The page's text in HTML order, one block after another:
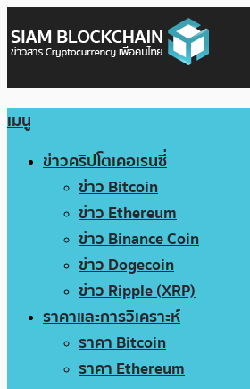
เมนู
ข่าวคริปโตเคอเรนซี่
ข่าว Bitcoin
ข่าว Ethereum
ข่าว Binance Coin
ข่าว Dogecoin
ข่าว Ripple (XRP)
ราคาและการวิเคราะห์
ราคา Bitcoin
ราคา Ethereum